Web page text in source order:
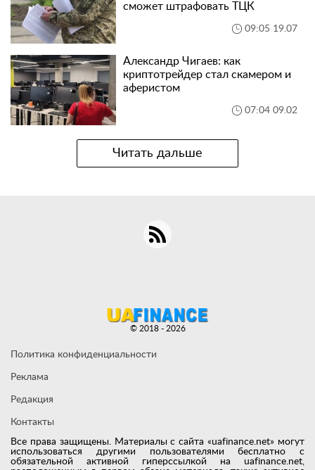
сможет штрафовать ТЦК
09:05 19.07
Александр Чигаев: как
криптотрейдер стал скамером и
аферистом
07:04 09.02
Читать дальше
Все права защищены. Материалы с сайта «uafinance.net» могут
использоваться другими пользователями бесплатно с
обязательной активной гиперссылкой на uafinance.net,
Политика конфиденциальности
Реклама
Редакция
Контакты
© 2018 - 2026